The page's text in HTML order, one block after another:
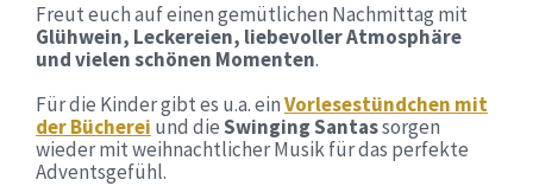
Freut euch auf einen gemütlichen Nachmittag mit
Glühwein, Leckereien, liebevoller Atmosphäre
und vielen schönen Momenten.
Für die Kinder gibt es u.a. einVorlesestündchen mit
der Bücherei und dieSwinging Santassorgen
wieder mit weihnachtlicher Musik für das perfekte
Adventsgefühl.